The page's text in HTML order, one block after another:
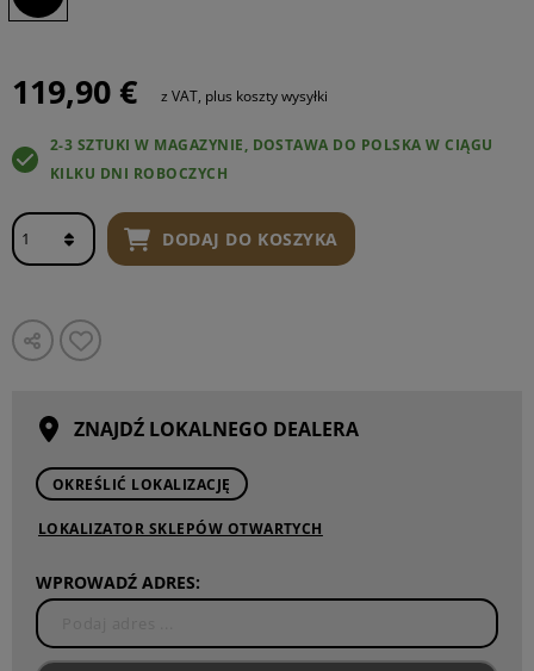
119,90 € z VAT, plus koszty wysyłki
2-3 SZTUKI W MAGAZYNIE, DOSTAWA DO POLSKA W CIĄGU
KILKU DNI ROBOCZYCH
DODAJ DO KOSZYKA
ZNAJDŹ LOKALNEGO DEALERA
OKREŚLIĆ LOKALIZACJĘ
LOKALIZATOR SKLEPÓW OTWARTYCH
WPROWADŹ ADRES: